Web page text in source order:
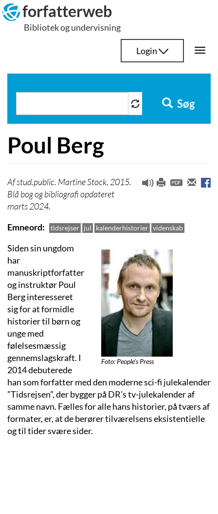
Hop
til
indhold
forfatterweb
Bibliotek og undervisning
Login
Søg
Poul Berg
stud.public. Martine Stock, 2015.
Blå bog og bibliografi opdateret
marts 2024.
Emneord
tidsrejser jul kalenderhistorier videnskab
Foto: People's Press
Siden sin ungdom
har
manuskriptforfatter
og instruktør Poul
Berg interesseret
sig for at formidle
historier til børn og
unge med
følelsesmæssig
gennemslagskraft. I
2014 debuterede
han som forfatter med den moderne sci-fi julekalender
”Tidsrejsen”, der bygger på DR’s tv-julekalender af
samme navn. Fælles for alle hans historier, på tværs af
formater, er, at de berører tilværelsens eksistentielle
og til tider svære sider.